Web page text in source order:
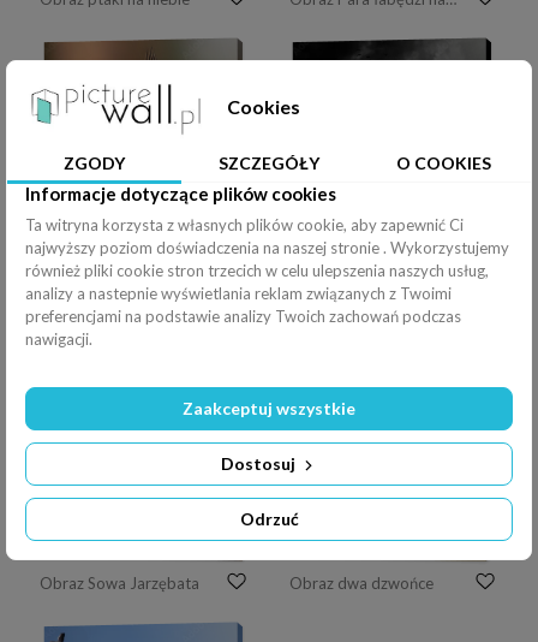
Obraz Małe kolorowe ptaki na gałęzi rudzi gąsiorek i zięba Obraz drzewo i ptaki
Obraz Sowa Jarzębata Obraz dwa dzwońce
Cookies
ZGODY SZCZEGÓŁY O COOKIES
Informacje dotyczące plików cookies
Ta witryna korzysta z własnych plików cookie, aby zapewnić Ci
najwyższy poziom doświadczenia na naszej stronie . Wykorzystujemy
również pliki cookie stron trzecich w celu ulepszenia naszych usług,
analizy a nastepnie wyświetlania reklam związanych z Twoimi
preferencjami na podstawie analizy Twoich zachowań podczas
nawigacji.
Odrzuć
Dostosuj
Zaakceptuj wszystkie